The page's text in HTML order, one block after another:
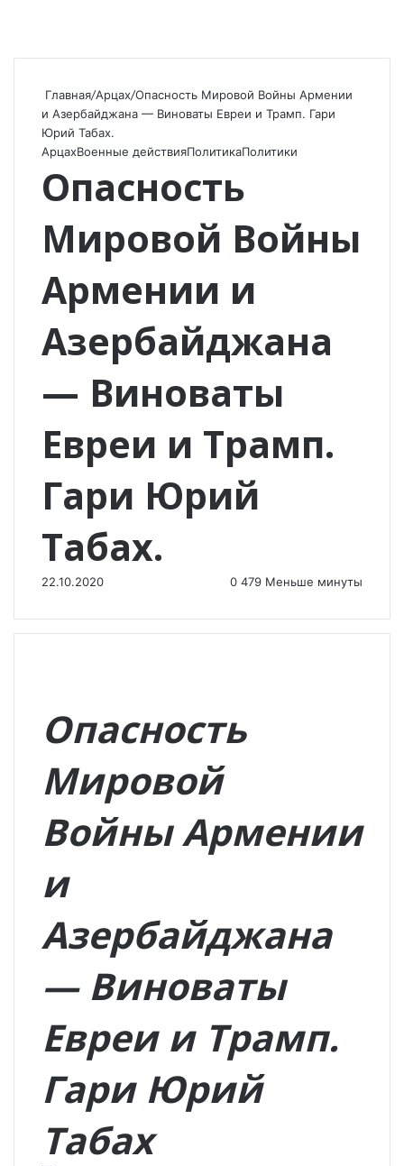
Главная/Арцах/Опасность Мировой Войны Армении
и Азербайджана — Виноваты Евреи и Трамп. Гари
Юрий Табах.
АрцахВоенные действияПолитикаПолитики
Опасность
Мировой Войны
Армении и
Азербайджана
— Виноваты
Евреи и Трамп.
Гари Юрий
Табах.
22.10.2020 0 479 Меньше минуты
Опасность
Мировой
Войны Армении
и
Азербайджана
— Виноваты
Евреи и Трамп.
Гари Юрий
Табах